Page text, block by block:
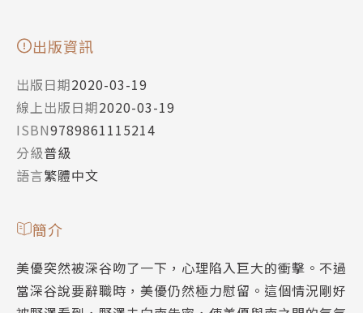
出版資訊
出版日期2020-03-19
線上出版日期2020-03-19
ISBN9789861115214
分級普級
語言繁體中文
簡介
美優突然被深谷吻了一下，心理陷入巨大的衝擊。不過
當深谷說要辭職時，美優仍然極力慰留。這個情況剛好